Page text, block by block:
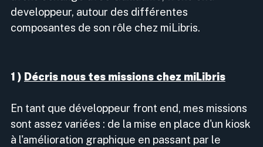
developpeur, autour des différentes
composantes de son rôle chez miLibris.
1 ) Décris nous tes missions chez miLibris
En tant que développeur front end, mes missions
sont assez variées : de la mise en place d'un kiosk
à l'amélioration graphique en passant par le